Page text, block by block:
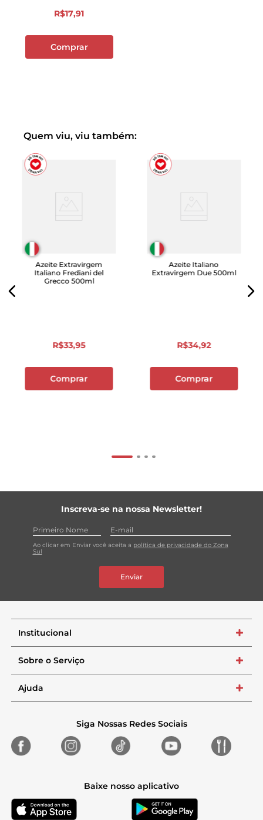
R$17,91
Comprar
Quem viu, viu também:
Azeite Extravirgem
Italiano Frediani del
Grecco 500ml
R$33,95
Comprar
Azeite Italiano
Extravirgem Due 500ml
R$34,92
Comprar
Inscreva-se na nossa Newsletter!
Ao clicar em Enviar você aceita a política de privacidade do Zona
Sul
Enviar
Institucional +
Sobre o Serviço +
Ajuda +
Siga Nossas Redes Sociais
Baixe nosso aplicativo